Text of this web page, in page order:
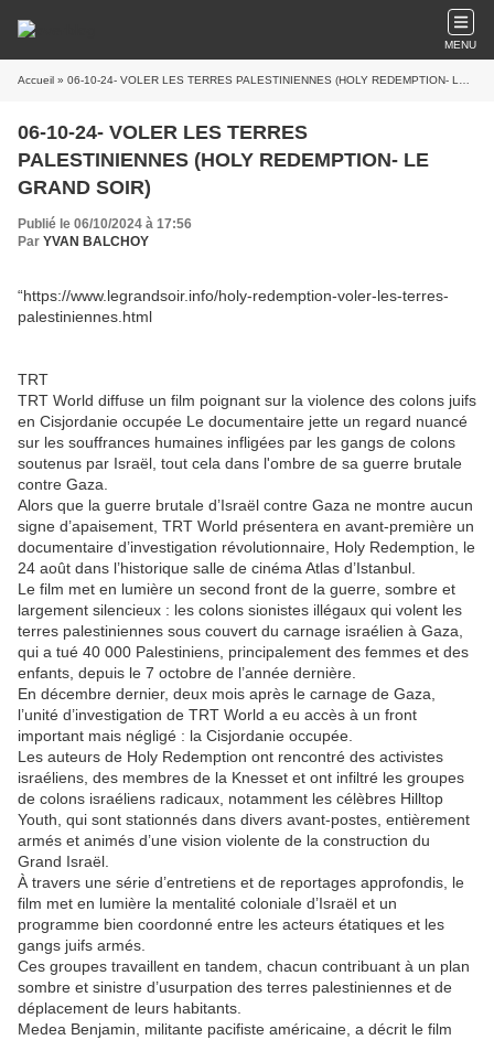
MENU
Accueil » 06-10-24- VOLER LES TERRES PALESTINIENNES (HOLY REDEMPTION- LE GRAND SOIR)
06-10-24- VOLER LES TERRES
PALESTINIENNES (HOLY REDEMPTION- LE
GRAND SOIR)
Publié le 06/10/2024 à 17:56
Par YVAN BALCHOY
“https://www.legrandsoir.info/holy-redemption-voler-les-terres-
palestiniennes.html
TRT
TRT World diffuse un film poignant sur la violence des colons juifs
en Cisjordanie occupée Le documentaire jette un regard nuancé
sur les souffrances humaines infligées par les gangs de colons
soutenus par Israël, tout cela dans l'ombre de sa guerre brutale
contre Gaza.
Alors que la guerre brutale d’Israël contre Gaza ne montre aucun
signe d’apaisement, TRT World présentera en avant-première un
documentaire d’investigation révolutionnaire, Holy Redemption, le
24 août dans l’historique salle de cinéma Atlas d’Istanbul.
Le film met en lumière un second front de la guerre, sombre et
largement silencieux : les colons sionistes illégaux qui volent les
terres palestiniennes sous couvert du carnage israélien à Gaza,
qui a tué 40 000 Palestiniens, principalement des femmes et des
enfants, depuis le 7 octobre de l’année dernière.
En décembre dernier, deux mois après le carnage de Gaza,
l’unité d’investigation de TRT World a eu accès à un front
important mais négligé : la Cisjordanie occupée.
Les auteurs de Holy Redemption ont rencontré des activistes
israéliens, des membres de la Knesset et ont infiltré les groupes
de colons israéliens radicaux, notamment les célèbres Hilltop
Youth, qui sont stationnés dans divers avant-postes, entièrement
armés et animés d’une vision violente de la construction du
Grand Israël.
À travers une série d’entretiens et de reportages approfondis, le
film met en lumière la mentalité coloniale d’Israël et un
programme bien coordonné entre les acteurs étatiques et les
gangs juifs armés.
Ces groupes travaillent en tandem, chacun contribuant à un plan
sombre et sinistre d’usurpation des terres palestiniennes et de
déplacement de leurs habitants.
Medea Benjamin, militante pacifiste américaine, a décrit le film